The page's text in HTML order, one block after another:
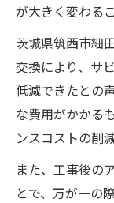
が大きく変わる
茨城県筑西市細
交換により、サ
低減できたとの
な費用がかかる
ンスコストの削
また、工事後の
とで、万が一の